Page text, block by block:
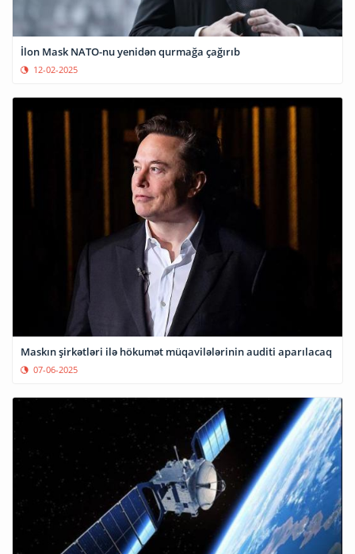
İlon Mask NATO-nu yenidən qurmağa çağırıb
12-02-2025
Maskın şirkətləri ilə hökumət müqavilələrinin auditi aparılacaq
07-06-2025